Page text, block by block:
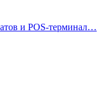
и POS-терминал…